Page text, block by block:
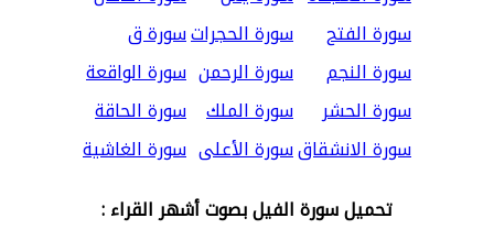
سورة الفتح
سورة الحجراتسورة ق
سورة النجم
سورة الرحمن سورة الواقعة
سورة الحشر
سورة الملك سورة الحاقة
سورة الانشقاقسورة الأعلى سورة الغاشية
تحميل سورة الفيل بصوت أشهر القراء :